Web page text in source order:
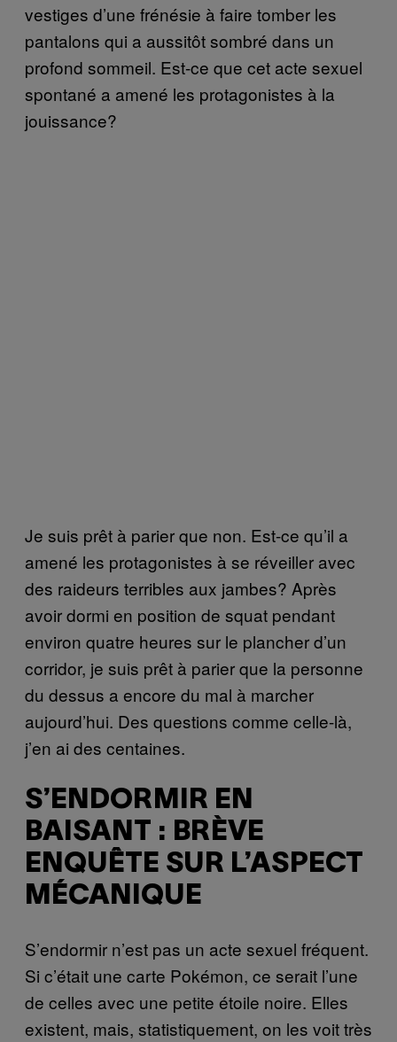
vestiges d’une frénésie à faire tomber les
pantalons qui a aussitôt sombré dans un
profond sommeil. Est-ce que cet acte sexuel
spontané a amené les protagonistes à la
jouissance?
Je suis prêt à parier que non. Est-ce qu’il a
amené les protagonistes à se réveiller avec
des raideurs terribles aux jambes? Après
avoir dormi en position de squat pendant
environ quatre heures sur le plancher d’un
corridor, je suis prêt à parier que la personne
du dessus a encore du mal à marcher
aujourd’hui. Des questions comme celle-là,
j’en ai des centaines.
S’ENDORMIR EN
BAISANT : BRÈVE
ENQUÊTE SUR L’ASPECT
MÉCANIQUE
S’endormir n’est pas un acte sexuel fréquent.
Si c’était une carte Pokémon, ce serait l’une
de celles avec une petite étoile noire. Elles
existent, mais, statistiquement, on les voit très